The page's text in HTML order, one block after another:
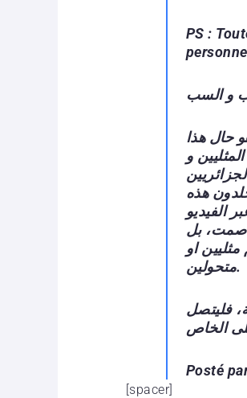
PS :
و السب
حال هذا
و
هذه
صمت، بل
او
متحولين.
فليتصل
الخاص
Posté
[spacer]